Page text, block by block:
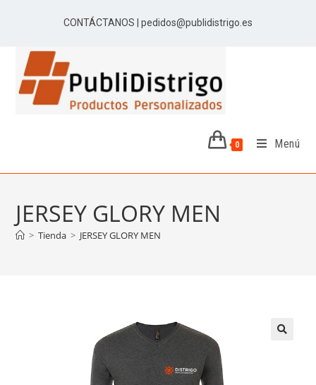
CONTÁCTANOS | pedidos@publidistrigo.es
0 Menú
JERSEY GLORY MEN
> Tienda > JERSEY GLORY MEN